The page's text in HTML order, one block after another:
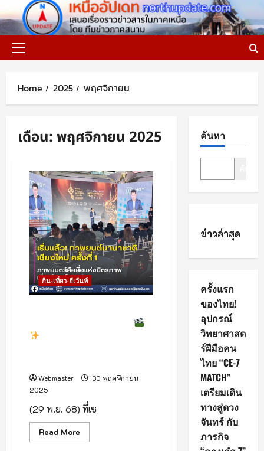
to
content
Primary
Home 2025 พฤศจิกายน
เดือน:พฤศจิกายน 2025
กิน-เที่ยว-อีเว้นท์
Webmaster
30 พฤศจิกายน
2025
(29 พ.ย. 68) ที่เซ
Read More
more
ค้นหา
ข่าวล่าสุด
ครั้งแรก
ของไทย!
อุปกรณ์
วิทยาศาสต
ร์ฝีมือคน
ไทย “CE-7
MATCH”
เตรียมเดิน
ทางสู่ดวง
จันทร์ กับ
ภารกิจ